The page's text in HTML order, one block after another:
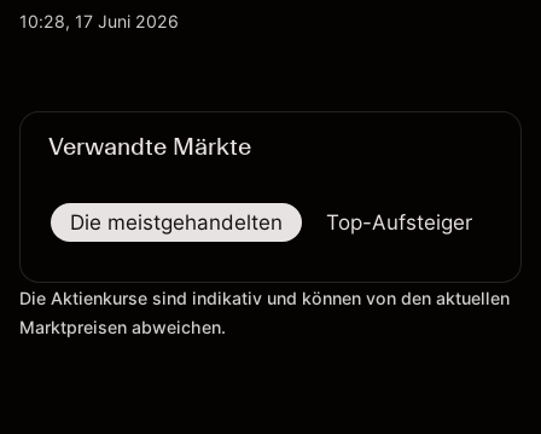
Aktienrückkäufe und Berichte über einen möglichen
10:28, 17 Juni 2026
Verwandte Märkte
Die meistgehandelten Top-Aufsteiger
Die Aktienkurse sind indikativ und können von den aktuellen
Marktpreisen abweichen.